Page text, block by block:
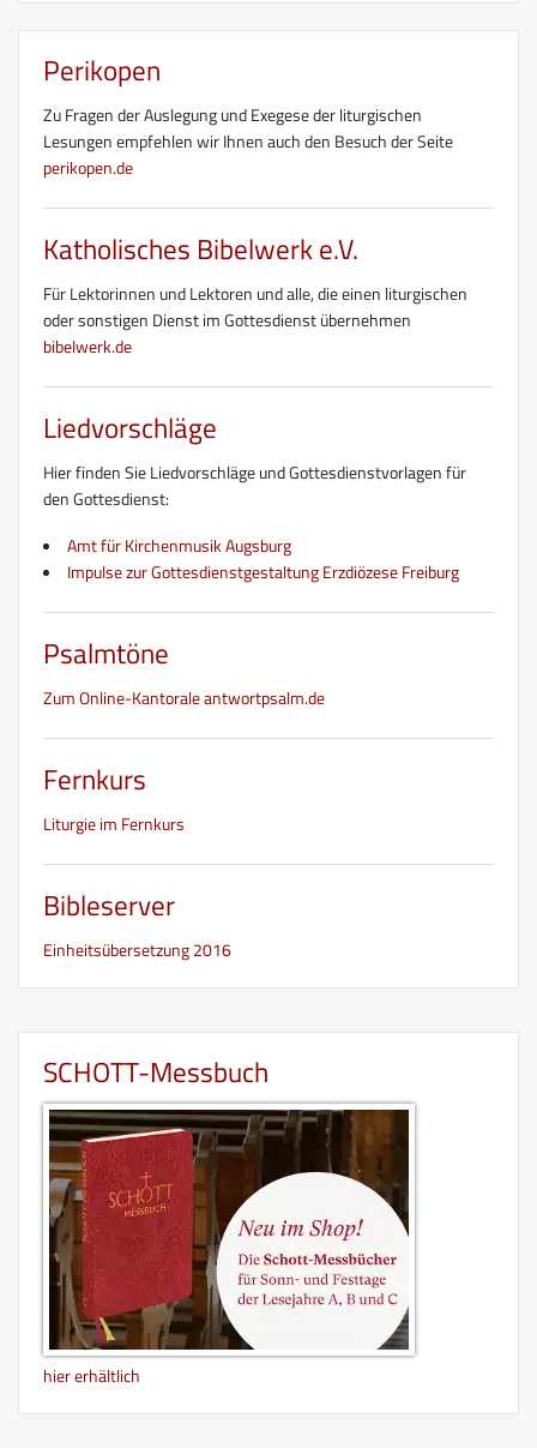
Perikopen
Zu Fragen der Auslegung und Exegese der liturgischen
Lesungen empfehlen wir Ihnen auch den Besuch der Seite
perikopen.de
Katholisches Bibelwerk e.V.
Für Lektorinnen und Lektoren und alle, die einen liturgischen
oder sonstigen Dienst im Gottesdienst übernehmen
bibelwerk.de
Liedvorschläge
Hier finden Sie Liedvorschläge und Gottesdienstvorlagen für
den Gottesdienst:
Amt für Kirchenmusik Augsburg
Impulse zur Gottesdienstgestaltung Erzdiözese Freiburg
Psalmtöne
Zum Online-Kantorale antwortpsalm.de
Fernkurs
Liturgie im Fernkurs
Bibleserver
Einheitsübersetzung 2016
SCHOTT-Messbuch
hier erhältlich